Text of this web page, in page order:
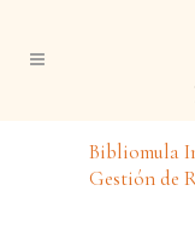
Bibliomula
Gestión de